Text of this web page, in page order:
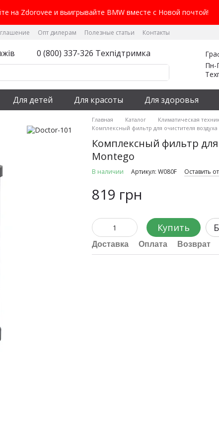
на Zdorovee и выигрывайте BMW вместе с Новой почтой!
Опт дилерам Полезные статьи
Контакты
0 (800) 337-326 Техпідтримка
Пн-
Для детей Для красоты Для здоровья
Главная Каталог Климатическая
Комплексный фильтр для очистителя
Комплексный фильтр для
Montego
В наличии Артикул: W080F Оставить
819 грн
Купить
Доставка Оплата Возврат